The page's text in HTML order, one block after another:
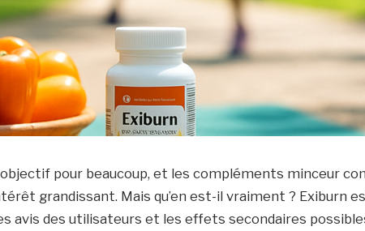
pour beaucoup, et les compléments minceur
grandissant. Mais qu’en est-il vraiment ? Exiburn
avis des utilisateurs et les effets secondaires